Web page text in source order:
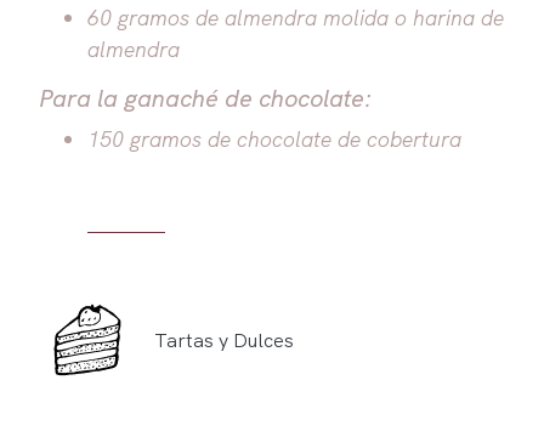
60 gramos de almendra molida o harina de
almendra
Para la ganaché de chocolate:
150 gramos de chocolate de cobertura
Tartas y Dulces